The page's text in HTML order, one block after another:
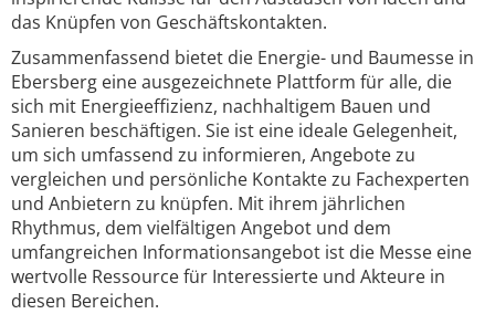
das Knüpfen von Geschäftskontakten.
Zusammenfassend bietet die Energie- und Baumesse in
Ebersberg eine ausgezeichnete Plattform für alle, die
sich mit Energieeffizienz, nachhaltigem Bauen und
Sanieren beschäftigen. Sie ist eine ideale Gelegenheit,
um sich umfassend zu informieren, Angebote zu
vergleichen und persönliche Kontakte zu Fachexperten
und Anbietern zu knüpfen. Mit ihrem jährlichen
Rhythmus, dem vielfältigen Angebot und dem
umfangreichen Informationsangebot ist die Messe eine
wertvolle Ressource für Interessierte und Akteure in
diesen Bereichen.